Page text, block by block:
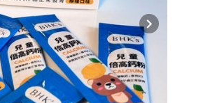
Next slide